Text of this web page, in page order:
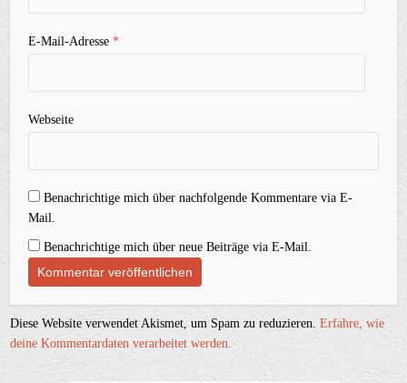
E-Mail-Adresse*
Webseite
Benachrichtige mich über nachfolgende Kommentare via E-
Mail.
Benachrichtige mich über neue Beiträge via E-Mail.
Diese Website verwendet Akismet, um Spam zu reduzieren.Erfahre, wie
deine Kommentardaten verarbeitet werden.